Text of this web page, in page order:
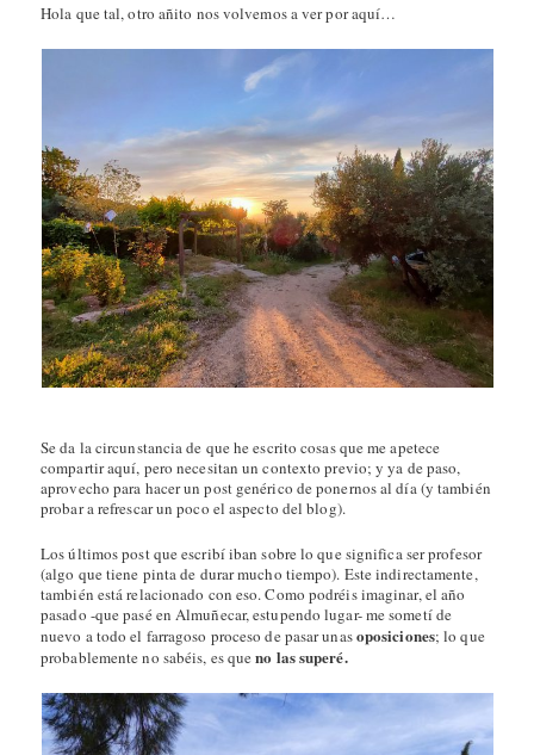
Hola que tal, otro añito nos volvemos a ver por aquí…
Se da la circunstancia de que he escrito cosas que me apetece
compartir aquí, pero necesitan un contexto previo; y ya de paso,
aprovecho para hacer un post genérico de ponernos al día (y también
probar a refrescar un poco el aspecto del blog).
Los últimos post que escribí iban sobre lo que significa ser profesor
(algo que tiene pinta de durar mucho tiempo). Este indirectamente,
también está relacionado con eso. Como podréis imaginar, el año
pasado -que pasé en Almuñecar, estupendo lugar- me sometí de
nuevo a todo el farragoso proceso de pasar unasoposiciones; lo que
probablemente no sabéis, es queno las superé.